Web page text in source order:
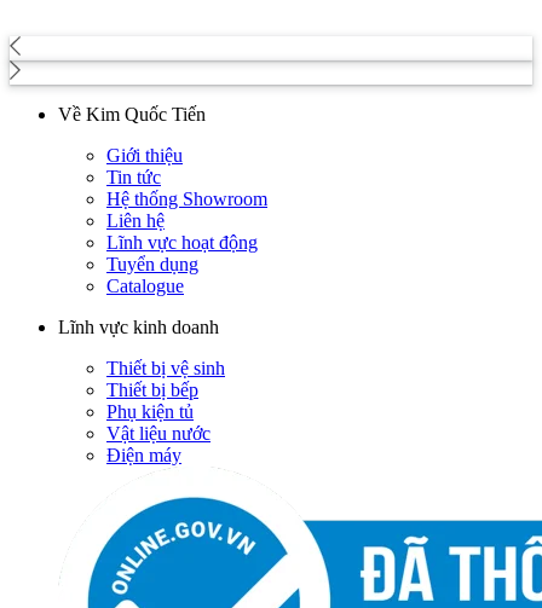
Về Kim Quốc Tiến
Giới thiệu
Tin tức
Hệ thống Showroom
Liên hệ
Lĩnh vực hoạt động
Tuyển dụng
Catalogue
Lĩnh vực kinh doanh
Thiết bị vệ sinh
Thiết bị bếp
Phụ kiện tủ
Vật liệu nước
Điện máy